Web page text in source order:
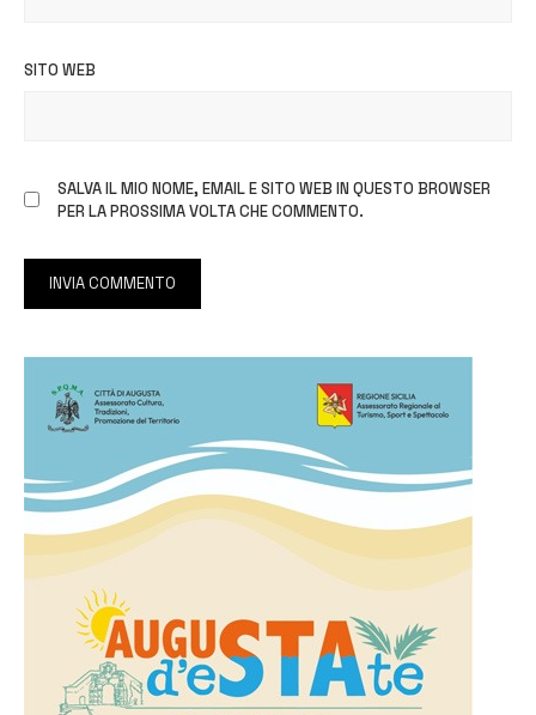
SITO WEB
SALVA IL MIO NOME, EMAIL E SITO WEB IN QUESTO BROWSER
PER LA PROSSIMA VOLTA CHE COMMENTO.